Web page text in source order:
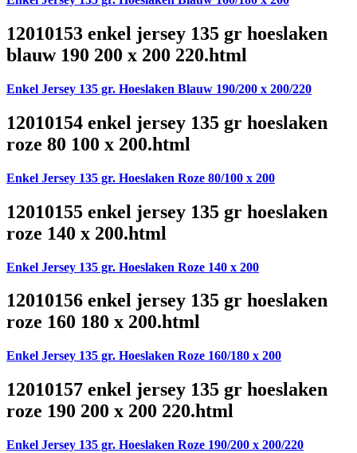
12010153 enkel jersey 135 gr hoeslaken
blauw 190 200 x 200 220.html
Enkel Jersey 135 gr. Hoeslaken Blauw 190/200 x 200/220
12010154 enkel jersey 135 gr hoeslaken
roze 80 100 x 200.html
Enkel Jersey 135 gr. Hoeslaken Roze 80/100 x 200
12010155 enkel jersey 135 gr hoeslaken
roze 140 x 200.html
Enkel Jersey 135 gr. Hoeslaken Roze 140 x 200
12010156 enkel jersey 135 gr hoeslaken
roze 160 180 x 200.html
Enkel Jersey 135 gr. Hoeslaken Roze 160/180 x 200
12010157 enkel jersey 135 gr hoeslaken
roze 190 200 x 200 220.html
Enkel Jersey 135 gr. Hoeslaken Roze 190/200 x 200/220